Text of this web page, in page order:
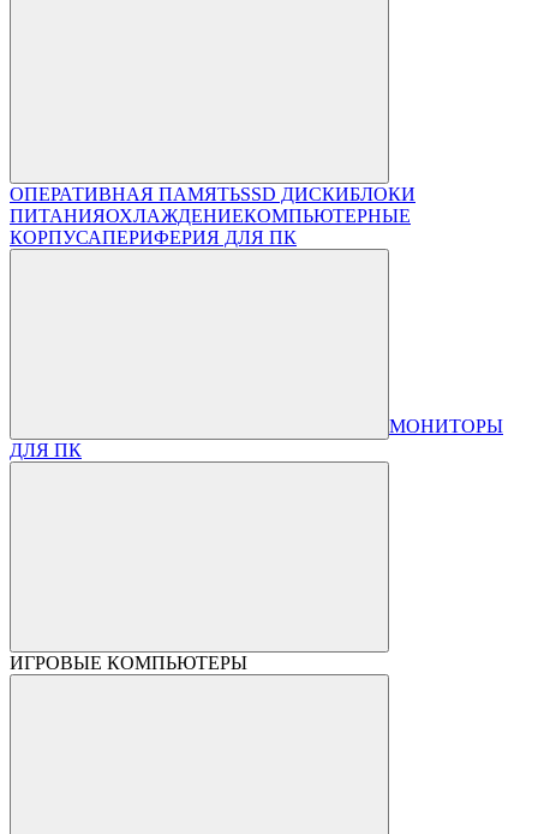
ОПЕРАТИВНАЯ ПАМЯТЬSSD ДИСКИБЛОКИ
ПИТАНИЯОХЛАЖДЕНИЕКОМПЬЮТЕРНЫЕ
КОРПУСАПЕРИФЕРИЯ ДЛЯ ПК
МОНИТОРЫ
ДЛЯ ПК
ИГРОВЫЕ КОМПЬЮТЕРЫ